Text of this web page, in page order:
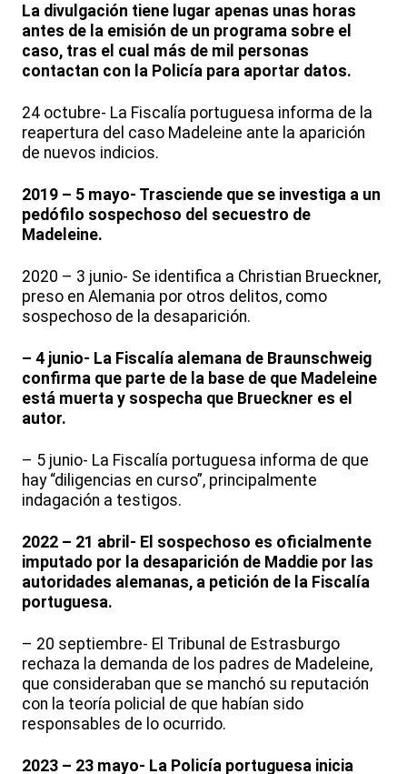
La divulgación tiene lugar apenas unas horas
antes de la emisión de un programa sobre el
caso, tras el cual más de mil personas
contactan con la Policía para aportar datos.
24 octubre- La Fiscalía portuguesa informa de la
reapertura del caso Madeleine ante la aparición
de nuevos indicios.
2019 – 5 mayo- Trasciende que se investiga a un
pedófilo sospechoso del secuestro de
Madeleine.
2020 – 3 junio- Se identifica a Christian Brueckner,
preso en Alemania por otros delitos, como
sospechoso de la desaparición.
– 4 junio- La Fiscalía alemana de Braunschweig
confirma que parte de la base de que Madeleine
está muerta y sospecha que Brueckner es el
autor.
– 5 junio- La Fiscalía portuguesa informa de que
hay “diligencias en curso”, principalmente
indagación a testigos.
2022 – 21 abril- El sospechoso es oficialmente
imputado por la desaparición de Maddie por las
autoridades alemanas, a petición de la Fiscalía
portuguesa.
– 20 septiembre- El Tribunal de Estrasburgo
rechaza la demanda de los padres de Madeleine,
que consideraban que se manchó su reputación
con la teoría policial de que habían sido
responsables de lo ocurrido.
2023 – 23 mayo- La Policía portuguesa inicia